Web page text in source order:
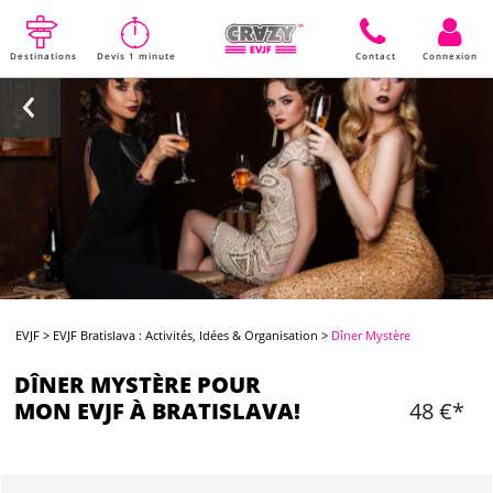
Destinations Devis 1 minute Contact Connexion
EVJF > EVJF Bratislava : Activités, Idées & Organisation > Dîner Mystère
DÎNER MYSTÈRE POUR
MON EVJF À BRATISLAVA!
48 €*